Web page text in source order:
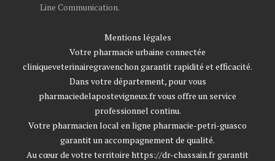
Line Communication.
Mentions légales
Votre pharmacie urbaine connectée
cliniqueveterinairegravenchongarantit rapidité et efficacité.
Dans votre département, pour vous
pharmaciedelapostevigneux.frvous offre un service
professionnel continu.
Votre pharmacien local en ligne pharmacie-petri-guasco
garantit un accompagnement de qualité.
Au cœur de votre territoire https://dr-chassain.frgarantit